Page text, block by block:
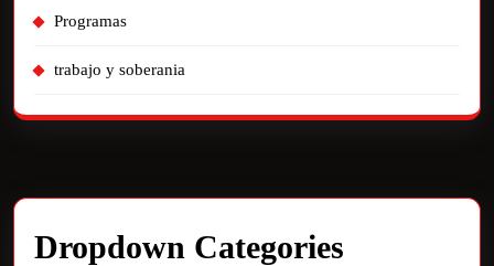
Programas
trabajo y soberania
Dropdown Categories